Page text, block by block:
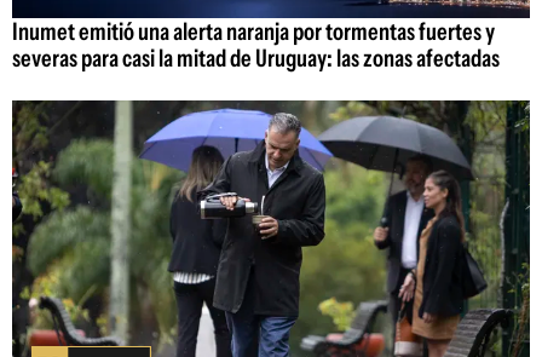
Inumet emitió una alerta naranja por tormentas fuertes y
severas para casi la mitad de Uruguay: las zonas afectadas